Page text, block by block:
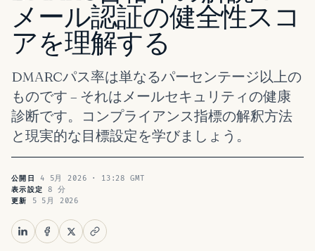
メール認証の健全性スコ
アを理解する
DMARCパス率は単なるパーセンテージ以上の
ものです – それはメールセキュリティの健康
診断です。コンプライアンス指標の解釈方法
と現実的な目標設定を学びましょう。
公開日 4 5月 2026 · 13:28 GMT
表示設定 8 分
更新 5 5月 2026